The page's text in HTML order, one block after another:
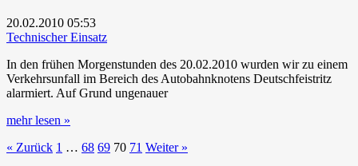
20.02.2010 05:53
Technischer Einsatz
In den frühen Morgenstunden des 20.02.2010 wurden wir zu einem
Verkehrsunfall im Bereich des Autobahnknotens Deutschfeistritz
alarmiert. Auf Grund ungenauer
mehr lesen »
« Zurück 1 … 68 69 70 71 Weiter »